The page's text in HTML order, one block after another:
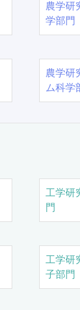
農学
学部門
農学
ム科学
工学研
門
工学研
子部門